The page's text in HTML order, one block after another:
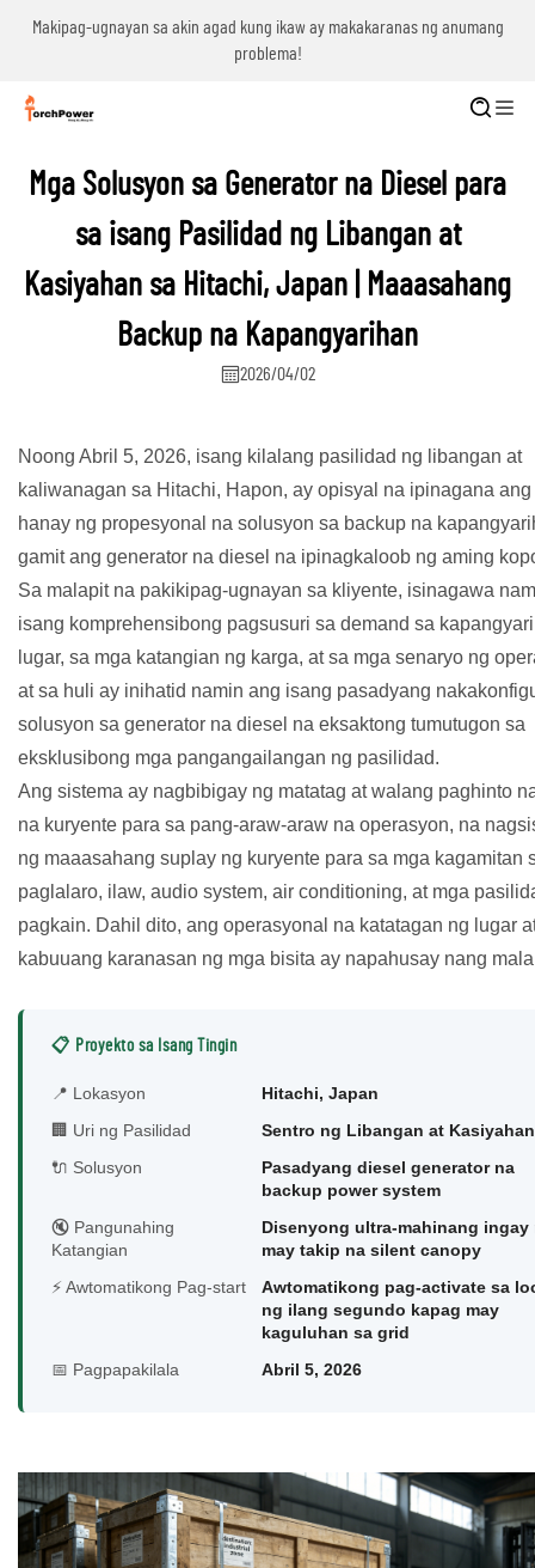
Makipag-ugnayan sa akin agad kung ikaw ay makakaranas ng anumang
problema!
Mga Solusyon sa Generator na Diesel para
sa isang Pasilidad ng Libangan at
Kasiyahan sa Hitachi, Japan | Maaasahang
Backup na Kapangyarihan
2026/04/02
Noong Abril 5, 2026, isang kilalang pasilidad ng libangan at
kaliwanagan sa Hitachi, Hapon, ay opisyal na ipinagana
hanay ng propesyonal na solusyon sa backup na
gamit ang generator na diesel na ipinagkaloob ng aming
Sa malapit na pakikipag-ugnayan sa kliyente, isinagawa
isang komprehensibong pagsusuri sa demand sa
lugar, sa mga katangian ng karga, at sa mga senaryo ng
at sa huli ay inihatid namin ang isang pasadyang
solusyon sa generator na diesel na eksaktong tumutugon sa
eksklusibong mga pangangailangan ng pasilidad.
Ang sistema ay nagbibigay ng matatag at walang paghinto
na kuryente para sa pang-araw-araw na operasyon, na
ng maaasahang suplay ng kuryente para sa mga kagamitan
paglalaro, ilaw, audio system, air conditioning, at mga
pagkain. Dahil dito, ang operasyonal na katatagan ng lugar
kabuuang karanasan ng mga bisita ay napahusay nang
📋 Proyekto sa Isang Tingin
📍 Lokasyon
Hitachi, Japan
🏢 Uri ng Pasilidad
Sentro ng Libangan at Kasiyahan
🔌 Solusyon
Pasadyang diesel generator na
backup power system
🔇 Pangunahing
Katangian
Disenyong ultra-mahinang ingay
may takip na silent canopy
⚡ Awtomatikong Pag-start
Awtomatikong pag-activate sa
ng ilang segundo kapag may
kaguluhan sa grid
📅 Pagpapakilala
Abril 5, 2026